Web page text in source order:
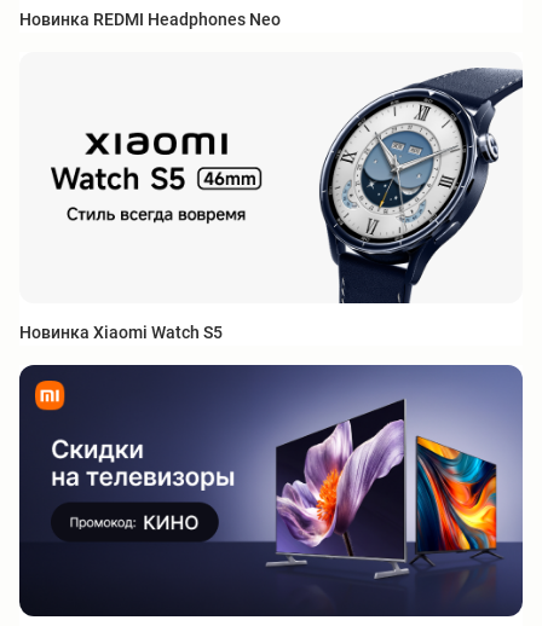
Новинка REDMI Headphones Neo
Новинка Xiaomi Watch S5